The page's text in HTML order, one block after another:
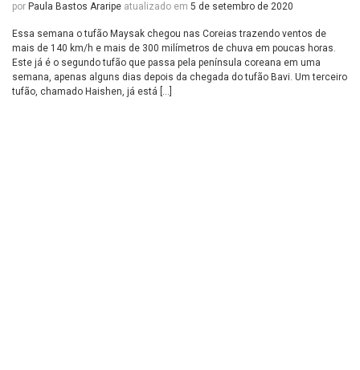
por Paula Bastos Araripe atualizado em 5 de setembro de 2020
Essa semana o tufão Maysak chegou nas Coreias trazendo ventos de
mais de 140 km/h e mais de 300 milímetros de chuva em poucas horas.
Este já é o segundo tufão que passa pela península coreana em uma
semana, apenas alguns dias depois da chegada do tufão Bavi. Um terceiro
tufão, chamado Haishen, já está […]